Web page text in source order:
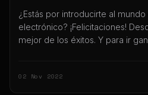
¿Estás por introducirte al
electrónico? ¡Felicitaciones!
mejor de los éxitos. Y para ir
que podemos hacerte antes de
02 Nov 2022